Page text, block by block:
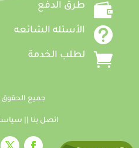
 طرق الدفع
 الأسئله الشائعه
 لطلب الخدمة
جميع
اتصل بنا